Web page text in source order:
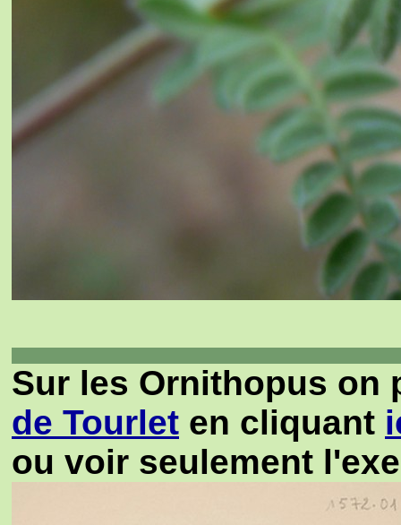
Sur les Ornithopus
de Tourlet en cliquant
ou voir seulement